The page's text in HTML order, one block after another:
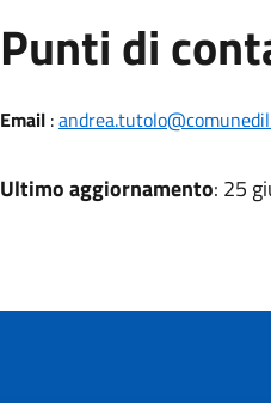
Punti di
Email:
Ultimo aggiornamento: 25